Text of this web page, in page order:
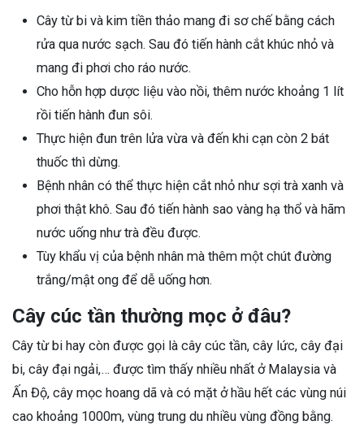
Cây từ bi và kim tiền thảo mang đi sơ chế bằng cách
rửa qua nước sạch. Sau đó tiến hành cắt khúc nhỏ và
mang đi phơi cho ráo nước.
Cho hỗn hợp dược liệu vào nồi, thêm nước khoảng 1 lít
rồi tiến hành đun sôi.
Thực hiện đun trên lửa vừa và đến khi cạn còn 2 bát
thuốc thì dừng.
Bệnh nhân có thể thực hiện cắt nhỏ như sợi trà xanh và
phơi thật khô. Sau đó tiến hành sao vàng hạ thổ và hãm
nước uống như trà đều được.
Tùy khẩu vị của bệnh nhân mà thêm một chút đường
trắng/mật ong để dễ uống hơn.
Cây cúc tần thường mọc ở đâu?
Cây từ bi hay còn được gọi là cây cúc tần, cây lức, cây đại
bi, cây đại ngải,… được tìm thấy nhiều nhất ở Malaysia và
Ấn Độ, cây mọc hoang dã và có mặt ở hầu hết các vùng núi
cao khoảng 1000m, vùng trung du nhiều vùng đồng bằng.